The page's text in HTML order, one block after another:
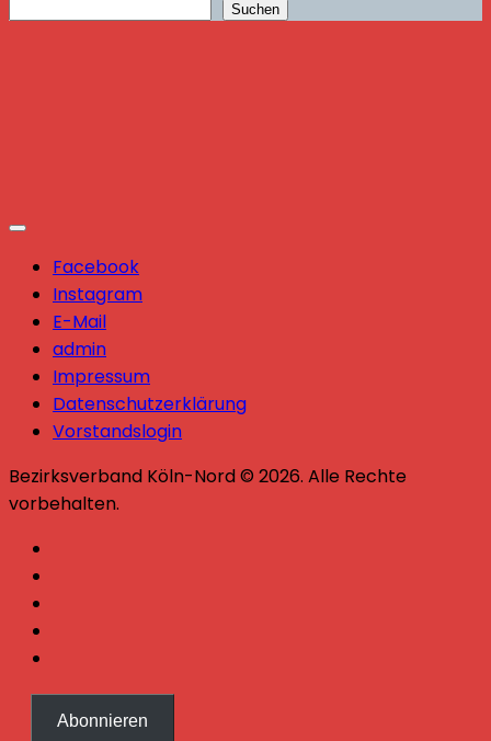
Suchen
Facebook
Instagram
E-Mail
admin
Impressum
Datenschutzerklärung
Vorstandslogin
Bezirksverband Köln-Nord © 2026. Alle Rechte
vorbehalten.
Abonnieren